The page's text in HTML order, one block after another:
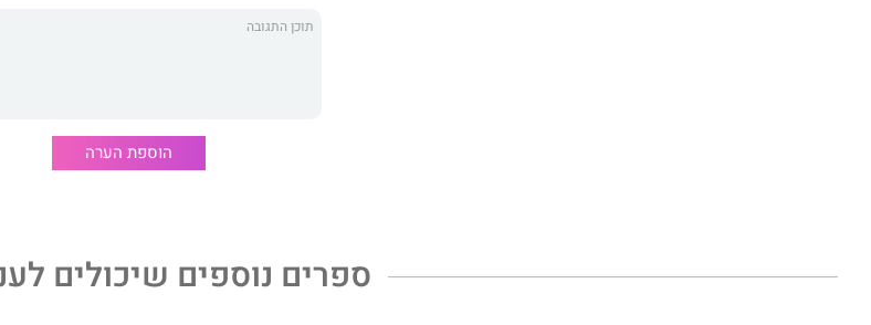
מאוד", "אופוריה" ועוד), הוא רומן שכולו עוצמה גולמית, העוסק במחירים
הוספת הערה
ספרים נוספים שיכולים